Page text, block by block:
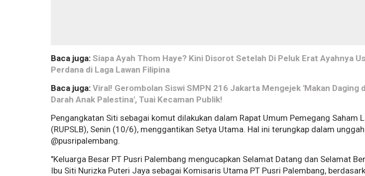
Baca juga: Siapa Ayah Thom Haye? Kini Disorot Setelah Di Peluk Erat Ayahnya
Perdana di Laga Lawan Filipina
Baca juga: Viral! Gerombolan Siswi SMPN 216 Jakarta Mengejek 'Makan Daging
Darah Anak Palestina', Tuai Kecaman Publik!
Pengangkatan Siti sebagai komut dilakukan dalam Rapat Umum Pemegang Saham
(RUPSLB), Senin (10/6), menggantikan Setya Utama. Hal ini terungkap dalam
@pusripalembang.
"Keluarga Besar PT Pusri Palembang mengucapkan Selamat Datang dan Selamat
Ibu Siti Nurizka Puteri Jaya sebagai Komisaris Utama PT Pusri Palembang,